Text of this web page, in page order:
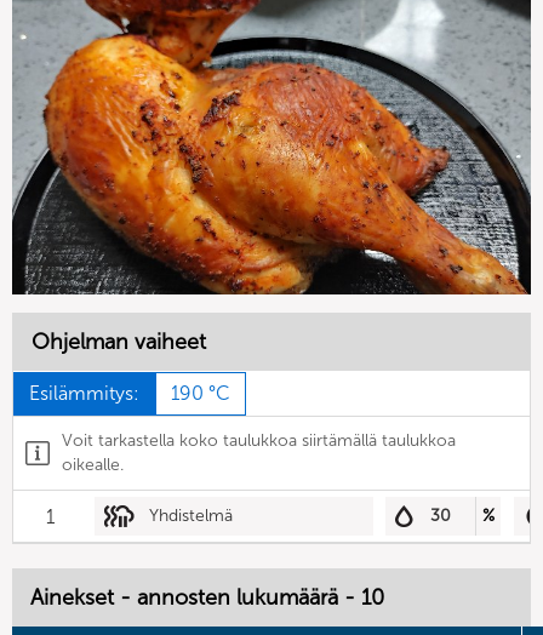
Ohjelman vaiheet
Esilämmitys: 190 °C
Voit tarkastella koko taulukkoa siirtämällä taulukkoa
oikealle.
1 Yhdistelmä 30 %
Ainekset - annosten lukumäärä - 10